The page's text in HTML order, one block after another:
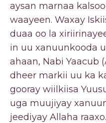
aysan marnaa
waayeen. Waxay
duaa oo la
in uu xanuunkooda
ahaan, Nabi Yaacub
dheer markii uu ka
gooray wiilkiisa
uga muujiyay
jeediyay Allaha